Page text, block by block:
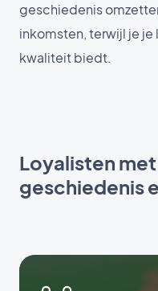
geschiedenis
inkomsten, terwijl je je
kwaliteit biedt.
Loyalisten
geschiedenis